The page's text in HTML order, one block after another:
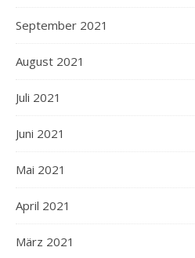
September 2021
August 2021
Juli 2021
Juni 2021
Mai 2021
April 2021
März 2021